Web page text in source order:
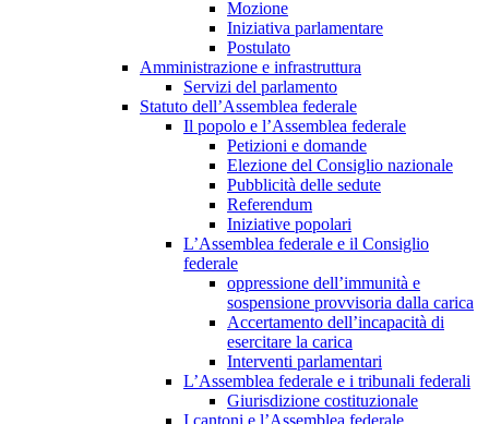
Mozione
Iniziativa parlamentare
Postulato
Amministrazione e infrastruttura
Servizi del parlamento
Statuto dell’Assemblea federale
Il popolo e l’Assemblea federale
Petizioni e domande
Elezione del Consiglio nazionale
Pubblicità delle sedute
Referendum
Iniziative popolari
L’Assemblea federale e il Consiglio
federale
oppressione dell’immunità e
sospensione provvisoria dalla carica
Accertamento dell’incapacità di
esercitare la carica
Interventi parlamentari
L’Assemblea federale e i tribunali federali
Giurisdizione costituzionale